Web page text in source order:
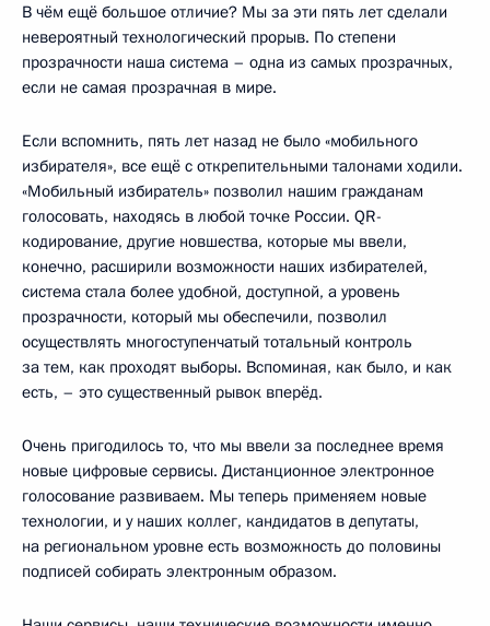
В чём ещё большое отличие? Мы за эти пять лет сделали
невероятный технологический прорыв. По степени
прозрачности наша система – одна из самых прозрачных,
если не самая прозрачная в мире.
Если вспомнить, пять лет назад не было «мобильного
избирателя», все ещё с открепительными талонами ходили.
«Мобильный избиратель» позволил нашим гражданам
голосовать, находясь в любой точке России. QR-
кодирование, другие новшества, которые мы ввели,
конечно, расширили возможности наших избирателей,
система стала более удобной, доступной, а уровень
прозрачности, который мы обеспечили, позволил
осуществлять многоступенчатый тотальный контроль
за тем, как проходят выборы. Вспоминая, как было, и как
есть, – это существенный рывок вперёд.
Очень пригодилось то, что мы ввели за последнее время
новые цифровые сервисы. Дистанционное электронное
голосование развиваем. Мы теперь применяем новые
технологии, и у наших коллег, кандидатов в депутаты,
на региональном уровне есть возможность до половины
подписей собирать электронным образом.